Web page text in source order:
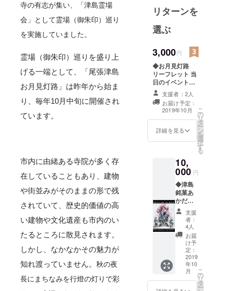
寺の有志が集い、「津島霊場
会」として霊場（御朱印）巡り
を実施していました。
霊場（御朱印）巡りを盛り上
げる一端として、「尾張津島
お月見灯路」は昨年から始ま
り、毎年10月中旬に開催され
ています。
市内に由緒ある寺院が多く存
在していることもあり、建物
や街並みがそのままの形で残
されていて、歴史的価値の高
い建物や文化遺産も市内のい
たるところに散見されます。
しかし、なかなかその魅力が
知れ渡っていません。 秋の夜
長にまちなみを行燈の灯りで彩
９ヶ寺（７
つの宗派）
による霊場
（御朱印）
巡りの会で
す。
◎津島霊場
会専用の奉
拝帳をもっ
て御朱印
就の巡礼を
きます。
◎１９ヶ寺
全て巡ると
満願とな
り、満願を
５回達成す
ると記念品
を進呈いた
※詳しくは津
島霊場会HP
をご覧くだ
リターンを
選ぶ
3,000円
◆お月見灯路
リーフレット 当
日のイベント
マップ、イベン
トスケジュール
など、お楽しみ
情報が満載のお
月見灯路リーフ
レットをご持参
加ください。
支援者：2人
お届け予定：
2019年10月
詳細を見る
こ
の
リ
タ
ー
ン
を
選
択
す
る
10,
000 円
◆津島
銘菓あ
かだく
つわ
セット
平安
時代か
ら疫病
除けと
して継
承され
ている
「あか
支援
者：
4人
お届
け予
定：
2019
年10
月
こ
の
リ
タ
ー